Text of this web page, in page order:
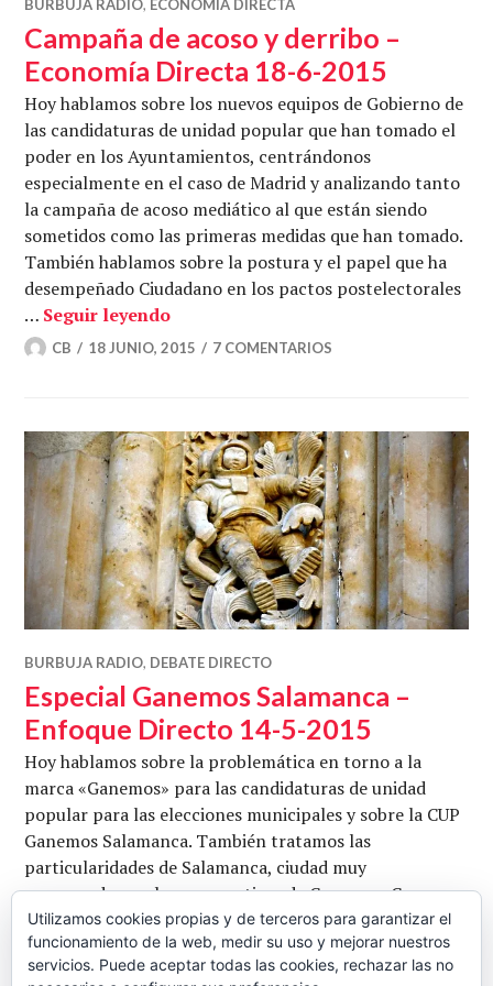
BURBUJA RADIO, ECONOMÍA DIRECTA
Campaña de acoso y derribo –
Economía Directa 18-6-2015
Hoy hablamos sobre los nuevos equipos de Gobierno de
las candidaturas de unidad popular que han tomado el
poder en los Ayuntamientos, centrándonos
especialmente en el caso de Madrid y analizando tanto
la campaña de acoso mediático al que están siendo
sometidos como las primeras medidas que han tomado.
También hablamos sobre la postura y el papel que ha
desempeñado Ciudadano en los pactos postelectorales
… Seguir leyendoCampaña de acoso y derribo –
CB 18 JUNIO, 2015 7 COMENTARIOS
BURBUJA RADIO, DEBATE DIRECTO
Especial Ganemos Salamanca –
Enfoque Directo 14-5-2015
Hoy hablamos sobre la problemática en torno a la
marca «Ganemos» para las candidaturas de unidad
popular para las elecciones municipales y sobre la CUP
Ganemos Salamanca. También tratamos las
particularidades de Salamanca, ciudad muy
conservadora, y las perspectivas de Ganemos. Con
Gabriel de la Mora y Mónica, de No Somos Delito.
Conduce Ana Barba. Fotografía de Manel
Seguir leyendoEspecial Ganemos Salamanca –
Utilizamos cookies propias y de terceros para garantizar el
funcionamiento de la web, medir su uso y mejorar nuestros
servicios. Puede aceptar todas las cookies, rechazar las no